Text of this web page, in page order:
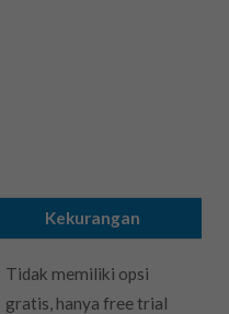
Kekurangan
Tidak memiliki opsi
gratis, hanya free trial